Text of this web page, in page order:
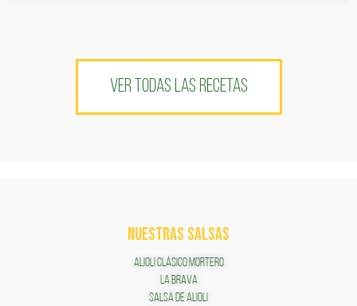
VER TODAS LAS RECETAS
NUESTRAS SALSAS
ALIOLI CLÁSICO MORTERO
LA BRAVA
SALSA DE ALIOLI